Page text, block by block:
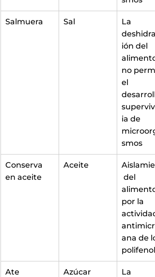
Salmuera Sal
La
ión del
alimento
no
el
ia de
smos
Conserva
en aceite
Aceite
del
alimento
por la
actividad
ana de
Ate Azúcar La